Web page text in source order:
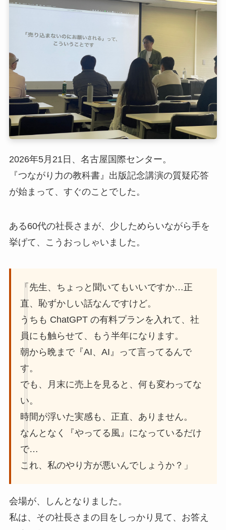
2026年5月21日、名古屋国際センター。
『つながり力の教科書』出版記念講演の質疑応答
が始まって、すぐのことでした。
ある60代の社長さまが、少しためらいながら手を
挙げて、こうおっしゃいました。
「先生、ちょっと聞いてもいいですか…正
直、恥ずかしい話なんですけど。
うちも ChatGPT の有料プランを入れて、社
員にも触らせて、もう半年になります。
朝から晩まで『AI、AI』って言ってるんで
す。
でも、月末に売上を見ると、何も変わってな
い。
時間が浮いた実感も、正直、ありません。
なんとなく『やってる風』になっているだけ
で…
これ、私のやり方が悪いんでしょうか？」
会場が、しんとなりました。
私は、その社長さまの目をしっかり見て、お答え